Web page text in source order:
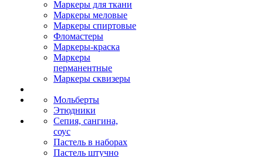
Маркеры для ткани
Маркеры меловые
Маркеры спиртовые
Фломастеры
Маркеры-краска
Маркеры
перманентные
Маркеры сквизеры
Мольберты
Этюдники
Сепия, сангина,
соус
Пастель в наборах
Пастель штучно